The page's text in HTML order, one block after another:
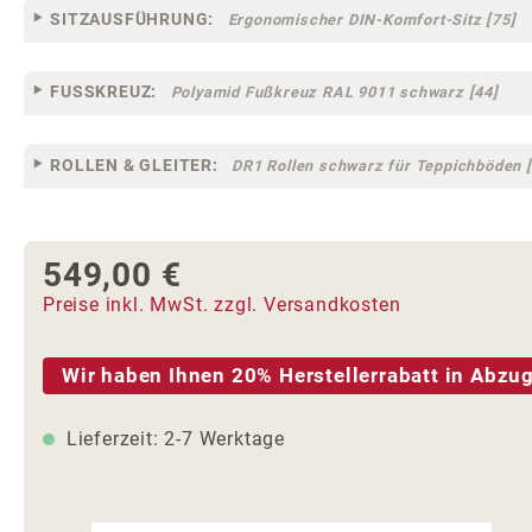
SITZAUSFÜHRUNG: Ergonomischer DIN-Komfort-Sitz [75]
FUSSKREUZ: Polyamid Fußkreuz RAL 9011 schwarz [44]
ROLLEN & GLEITER: DR1 Rollen schwarz für Teppichböden
Regulärer Preis:
549,00 €
Preise inkl. MwSt. zzgl. Versandkosten
Wir haben Ihnen 20% Herstellerrabatt in
Lieferzeit: 2-7 Werktage